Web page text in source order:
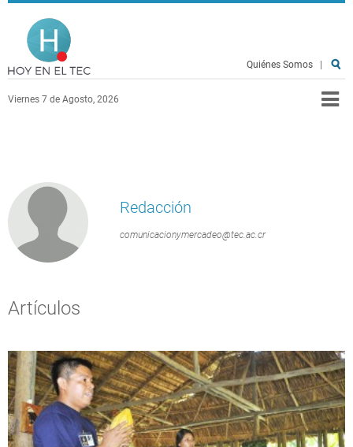
Pasar al contenido principal
Viernes 7 de Agosto, 2026
Quiénes Somos
Redacción
comunicacionymercadeo@tec.ac.cr
Artículos